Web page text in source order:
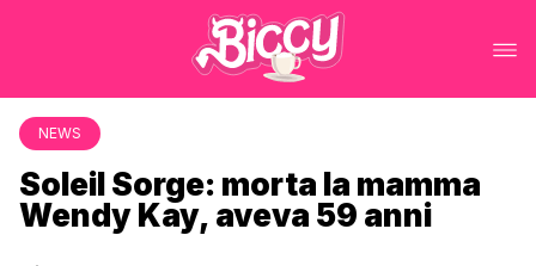
NEWS
Soleil Sorge: morta la mamma
Wendy Kay, aveva 59 anni